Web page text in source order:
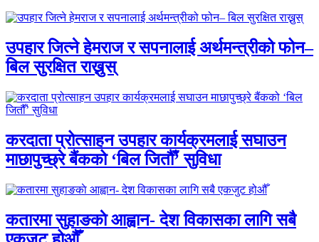
उपहार जित्ने हेमराज र सपनालाई अर्थमन्त्रीको फोन–
बिल सुरक्षित राख्नुस्
करदाता प्रोत्साहन उपहार कार्यक्रमलाई सघाउन
माछापुच्छ्रे बैंकको ‘बिल जितौँ’ सुविधा
कतारमा सुहाङकाे आह्वान- देश विकासका लागि सबै